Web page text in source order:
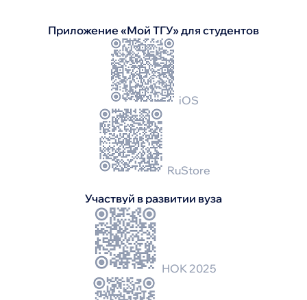
Приложение «Мой ТГУ» для студентов
iOS
RuStore
Участвуй в развитии вуза
НОК 2025